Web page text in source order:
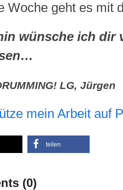
Woche geht es mit
wünsche ich dir
LG, Jürgen
mein Arbeit auf
teilen
(0)